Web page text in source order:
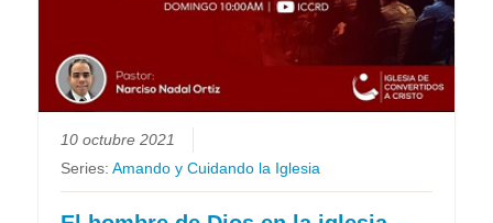
10 octubre 2021
Series:Amando y Cuidando la Iglesia